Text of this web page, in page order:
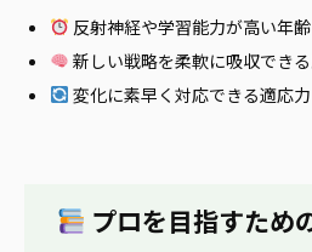
反射神経や学習能力が高い年齢
新しい戦略を柔軟に吸収でき
変化に素早く対応できる適応力
プロを目指すため